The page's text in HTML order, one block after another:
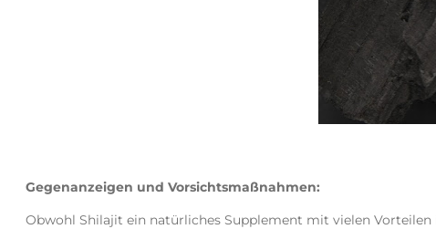
Gegenanzeigen und Vorsichtsmaßnahmen:
Obwohl Shilajit ein natürliches Supplement mit vielen Vorteilen